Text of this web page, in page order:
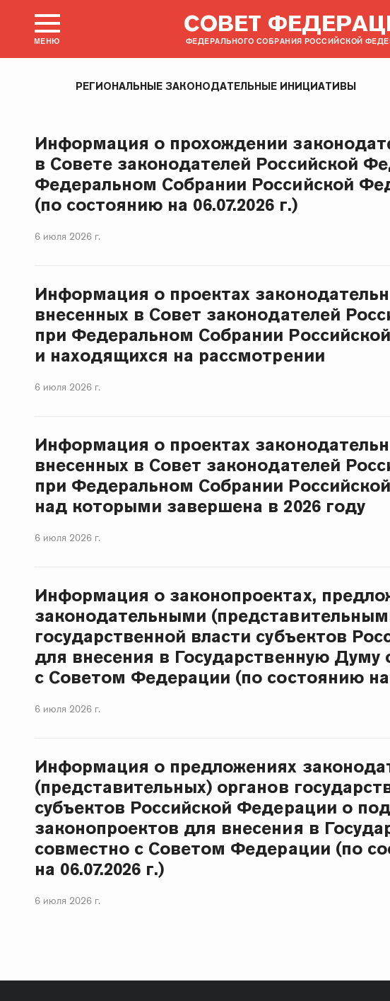
МЕНЮ
СОВЕТ
ФЕДЕРАЛЬНОГО СОБРАНИЯ РОССИЙСКОЙ
РЕГИОНАЛЬНЫЕ ЗАКОНОДАТЕЛЬНЫЕ ИНИЦИАТИВЫ
Информация о прохождении
в Совете законодателей Российской
Федеральном Собрании Российской
(по состоянию на 06.07.2026 г.)
6 июля 2026 г.
Информация о проектах
внесенных в Совет законодателей
при Федеральном Собрании
и находящихся на рассмотрении
6 июля 2026 г.
Информация о проектах
внесенных в Совет законодателей
при Федеральном Собрании
над которыми завершена в 2026 году
6 июля 2026 г.
Информация о законопроектах,
законодательными
государственной власти субъектов
для внесения в Государственную Думу
с Советом Федерации (по состоянию на
6 июля 2026 г.
Информация о предложениях
(представительных) органов
субъектов Российской Федерации о
законопроектов для внесения в
совместно с Советом Федерации (по
на 06.07.2026 г.)
6 июля 2026 г.